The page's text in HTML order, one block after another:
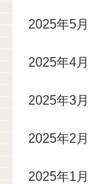
2025年5月
2025年4月
2025年3月
2025年2月
2025年1月